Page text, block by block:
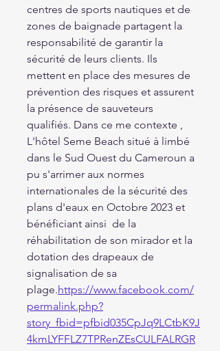
centres de sports nautiques et de
zones de baignade partagent la
responsabilité de garantir la
sécurité de leurs clients. Ils
mettent en place des mesures de
prévention des risques et assurent
la présence de sauveteurs
qualifiés. Dans ce me contexte ,
L'hôtel Seme Beach situé à limbé
dans le Sud Ouest du Cameroun a
pu s'arrimer aux normes
internationales de la sécurité des
plans d'eaux en Octobre 2023 et
bénéficiant ainsi  de la
réhabilitation de son mirador et la
dotation des drapeaux de
signalisation de sa
plage.https://www.facebook.com/
permalink.php?
story_fbid=pfbid035CpJq9LCtbK9J
4kmLYFFLZ7TPRenZEsCULFALRGR